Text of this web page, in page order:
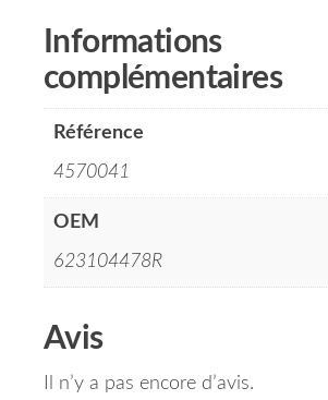
Informations
complémentaires
Référence
4570041
OEM
623104478R
Avis
Il n’y a pas encore d’avis.